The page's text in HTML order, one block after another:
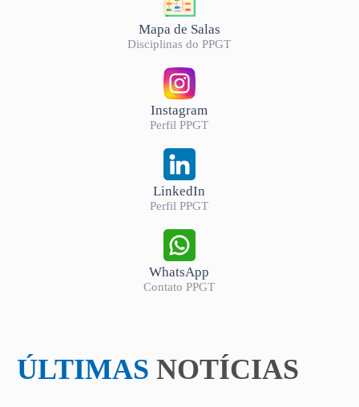
Mapa de Salas
Disciplinas do PPGT
Instagram
Perfil PPGT
LinkedIn
Perfil PPGT
WhatsApp
Contato PPGT
ÚLTIMAS NOTÍCIAS